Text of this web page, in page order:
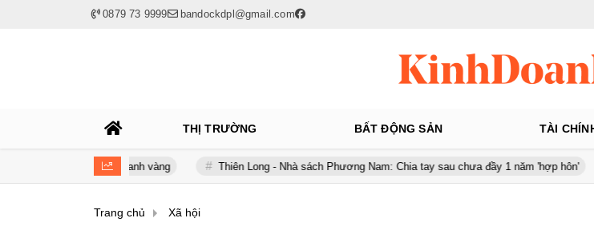
0879 73 9999 bandockdpl@gmail.com
THỊ TRƯỜNG BẤT ĐỘNG SẢN TÀI
kinh doanh vàng Thiên Long - Nhà sách Phương Nam: Chia tay sau chưa đầy 1 năm 'hợp hôn' Diễn
Trang chủ Xã hội